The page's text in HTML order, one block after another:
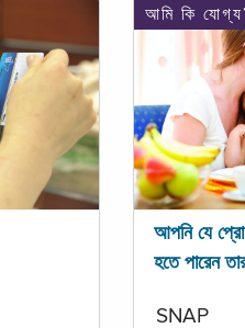
আমি কি
আপনি যে
হতে পারেন
SNAP